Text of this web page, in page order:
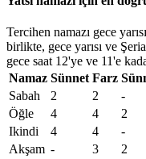
Tercihen namazı gece
birlikte, gece yarısı ve
gece saat 12'ye ve 11'e
Namaz Sünnet Farz
Sabah
2 2 -
Öğle
4 4 2
Ikindi
4 4 -
Akşam - 3 2